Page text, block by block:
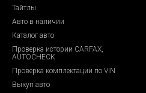
Тайтлы
Авто в наличии
Каталог авто
Проверка истории CARFAX,
AUTOCHECK
Проверка комплектации по VIN
Выкуп авто